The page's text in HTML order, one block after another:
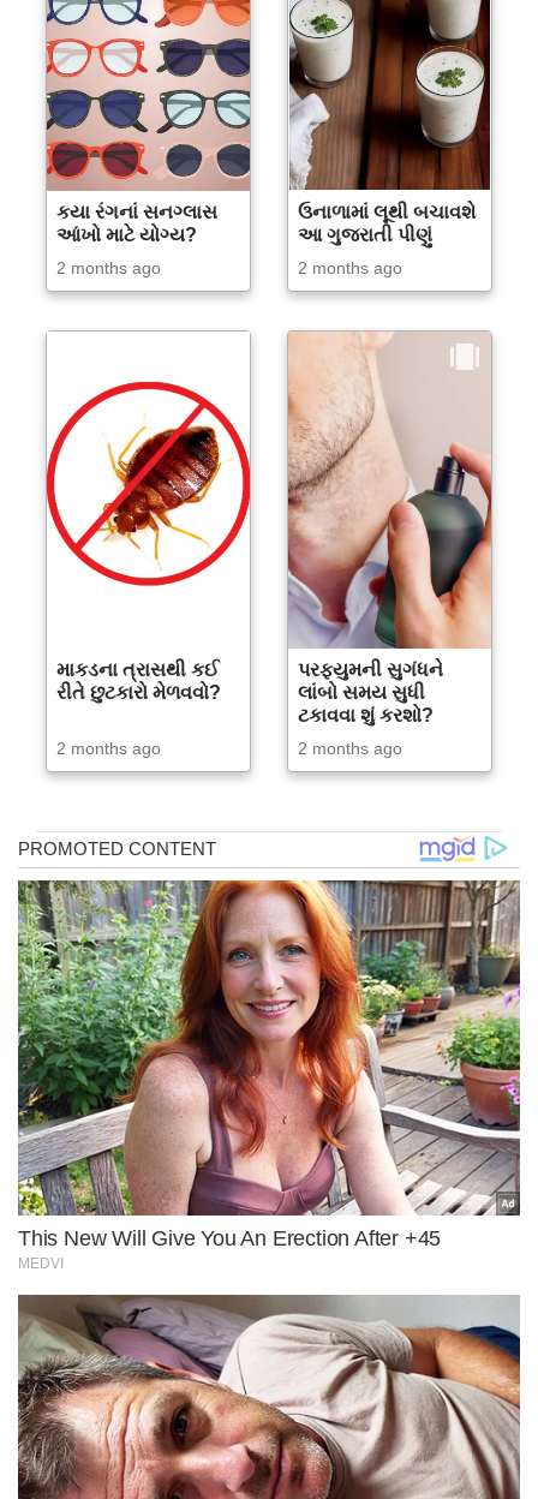
કયા રંગનાં સનગ્લાસ
આંખો માટે યોગ્ય?
2 months ago
ઉનાળામાં લૂથી બચાવશે
આ ગુજરાતી પીણું
2 months ago
માકડના ત્રાસથી કઈ
રીતે છુટકારો મેળવવો?
2 months ago
પરફ્યુમની સુગંધને
લાંબો સમય સુધી
ટકાવવા શું કરશો?
2 months ago